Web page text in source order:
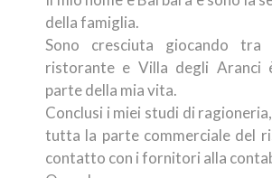
della famiglia.
Sono cresciuta giocando
ristorante e Villa degli Aranci
parte della mia vita.
Conclusi i miei studi di
tutta la parte commerciale del
contatto con i fornitori alla